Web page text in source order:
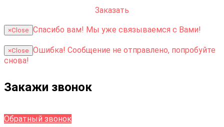
Заказать
×Close Спасибо вам! Мы уже связываемся с Вами!
×Close Ошибка! Сообщение не отправлено, попробуйте
снова!
Закажи звонок
Обратный звонок